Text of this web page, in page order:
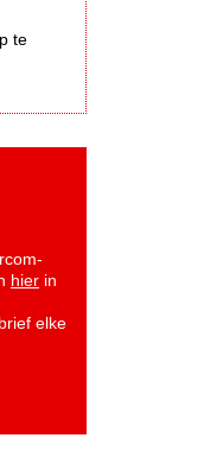
te
hier in
elke